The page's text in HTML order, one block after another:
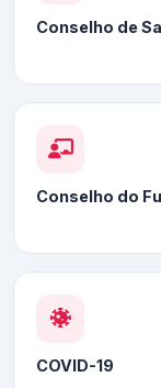
Conselho de
Conselho do
COVID-19